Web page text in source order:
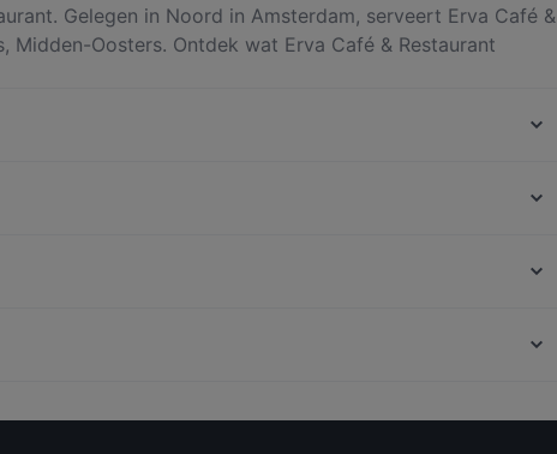
Gelegen in Noord in Amsterdam, serveert Erva Café &
Midden-Oosters. Ontdek wat Erva Café & Restaurant